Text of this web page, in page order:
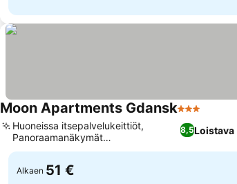
Moon Apartments Gdansk3
8,5Loistava
Huoneissa itsepalvelukeittiöt,
Panoraamanäkymät
vanhaankaupunkiin
Alkaen 51 €